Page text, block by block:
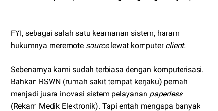
FYI, sebagai salah satu keamanan sistem, haram
hukumnya meremote sourcelewat komputerclient.
Sebenarnya kami sudah terbiasa dengan komputerisasi.
Bahkan RSWN (rumah sakit tempat kerjaku) pernah
menjadi juara inovasi sistem pelayanan paperless
(Rekam Medik Elektronik). Tapi entah mengapa banyak